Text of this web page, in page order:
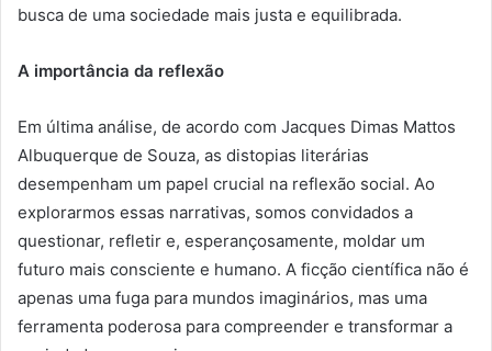
busca de uma sociedade mais justa e equilibrada.
A importância da reflexão
Em última análise, de acordo com Jacques Dimas Mattos
Albuquerque de Souza, as distopias literárias
desempenham um papel crucial na reflexão social. Ao
explorarmos essas narrativas, somos convidados a
questionar, refletir e, esperançosamente, moldar um
futuro mais consciente e humano. A ficção científica não é
apenas uma fuga para mundos imaginários, mas uma
ferramenta poderosa para compreender e transformar a